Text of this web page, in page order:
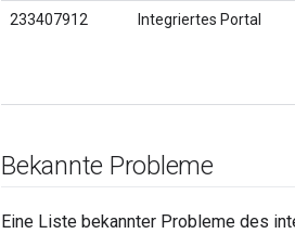
233407912 Integriertes Portal
Bekannte Probleme
Eine Liste bekannter Probleme des